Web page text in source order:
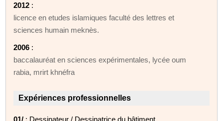
2012 :
licence en etudes islamiques faculté des lettres et
sciences humain meknès.
2006 :
baccalauréat en sciences expérimentales, lycée oum
rabia, mrirt khnéfra
Expériences professionnelles
01/ : Dessinateur / Dessinatrice du bâtiment